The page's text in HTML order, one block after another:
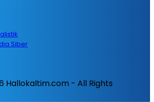
Siber
Hallokaltim.com - All Rights